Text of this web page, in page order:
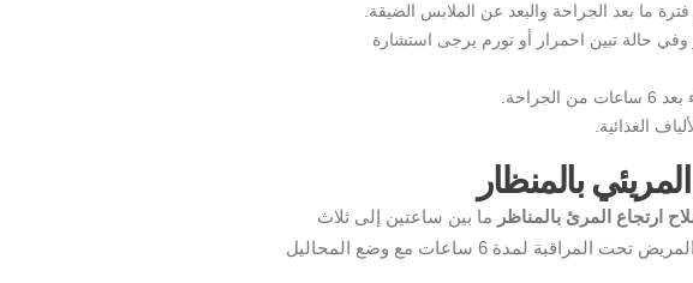
ما بعد الجراحة والبعد عن الملابس الضيقة.
حالة تبين احمرار أو تورم يرجى استشارة
الغذائية.
بالمنظار
ارتجاع المرئ بالمناظر ما بين ساعتين إلى ثلاث
ساعات لإجراء الجراحة، ثم يوضع المريض تحت المراقبة لمدة 6 ساعات مع وضع المحاليل